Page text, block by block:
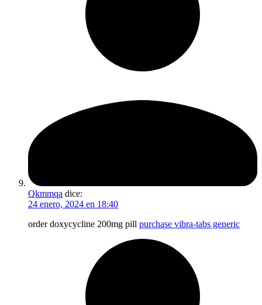
Qkmmqa dice:
24 enero, 2024 en 18:40
order doxycycline 200mg pill purchase vibra-tabs generic